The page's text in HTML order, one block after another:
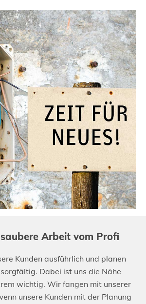
Arbeit vom Profi
Kunden ausführlich und planen
Dabei ist uns die Nähe
wichtig. Wir fangen mit unserer
unsere Kunden mit der Planung